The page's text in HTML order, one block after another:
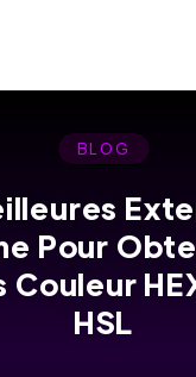
BLOG
Pour
Couleur
HSL